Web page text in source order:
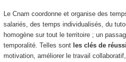
Le Cnam coordonne et organise des
salariés, des temps individualisés, du
homogène sur tout le territoire ; un
temporalité. Telles sont les clés de
motivation, améliorer le travail